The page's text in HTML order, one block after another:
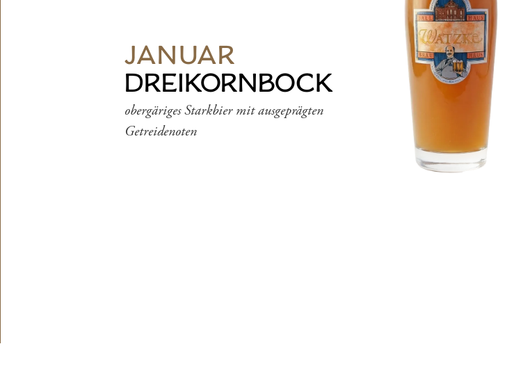
JANUAR
DREIKORNBOCK
obergäriges Starkbier mit ausgeprägten
Getreidenoten